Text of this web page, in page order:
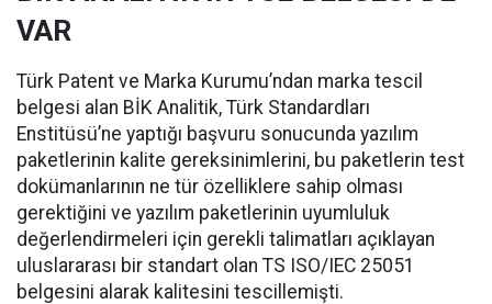
VAR
Türk Patent ve Marka Kurumu’ndan marka tescil
belgesi alan BİK Analitik, Türk Standardları
Enstitüsü’ne yaptığı başvuru sonucunda yazılım
paketlerinin kalite gereksinimlerini, bu paketlerin test
dokümanlarının ne tür özelliklere sahip olması
gerektiğini ve yazılım paketlerinin uyumluluk
değerlendirmeleri için gerekli talimatları açıklayan
uluslararası bir standart olan TS ISO/IEC 25051
belgesini alarak kalitesini tescillemişti.